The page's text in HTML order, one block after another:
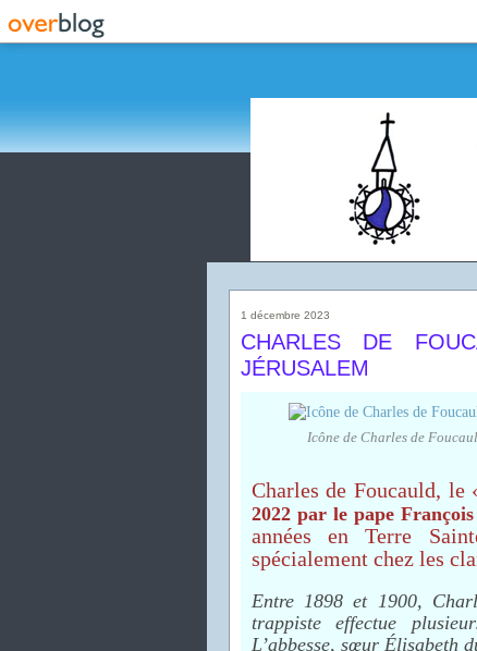
1 décembre 2023
CHARLES DE
JÉRUSALEM
Icône de Charles de
Charles de Foucauld,
2022 par le pape François
années en Terre
spécialement chez les
Entre 1898 et 1900,
trappiste effectue
L’abbesse, sœur Élisabeth